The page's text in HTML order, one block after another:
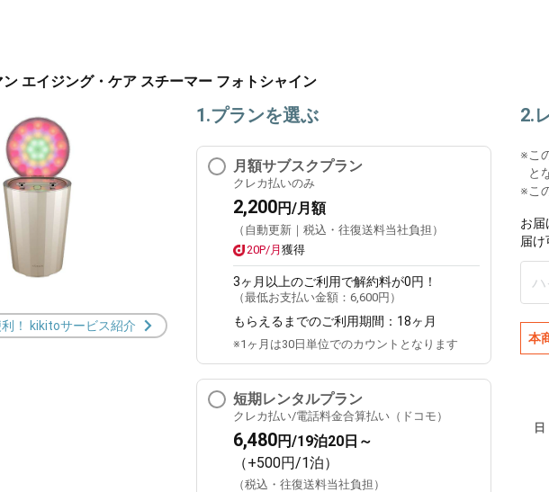
エイジング・ケア スチーマー フォトシャイン
！ kikitoサービス紹介
1.プランを選ぶ
月額サブスクプラン
クレカ払いのみ
2,200円/月額
（自動更新｜税込・往復送料当社負担）
20P/月 獲得
3ヶ月 以上のご利用で解約料が0円！
（最低お支払い金額： 6,600円 ）
もらえるまでのご利用期間： 18ヶ月
※1ヶ月は30日単位でのカウントとなります
短期レンタルプラン
クレカ払い/電話料金合算払い（ドコモ）
6,480円/19泊20日～
（+500円/1泊）
（税込・往復送料当社負担）
2.
※こ
と
※こ
お届
届
本
日